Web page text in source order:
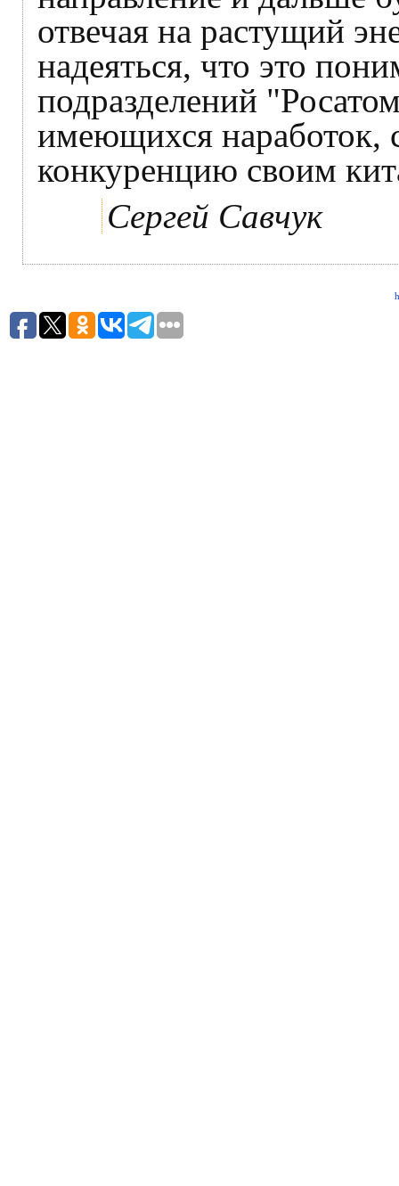
отвечая на растущий
надеяться, что это
подразделений
имеющихся наработок,
конкуренцию своим
Сергей Савчук